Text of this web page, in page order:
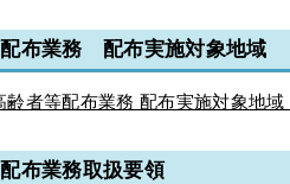
布業務 配布実施対象地域
者等配布業務 配布実施対象地域
布業務取扱要領